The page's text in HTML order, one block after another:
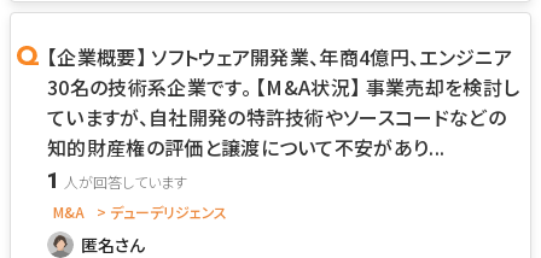
【企業概要】 ソフトウェア開発業、年商4億円、エンジニア
30名の技術系企業です。 【M&A状況】 事業売却を検討し
ていますが、自社開発の特許技術やソースコードなどの
知的財産権の評価と譲渡について不安があり...
1
M&A > デューデリジェンス
匿名さん